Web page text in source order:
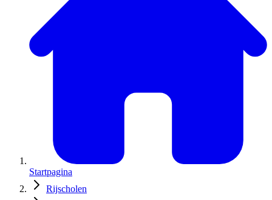
Startpagina
Rijscholen